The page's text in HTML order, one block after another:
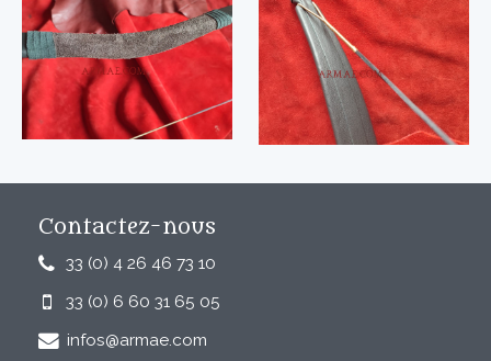
Contactez-nous
33 (0) 4 26 46 73 10
33 (0) 6 60 31 65 05
infos@armae.com